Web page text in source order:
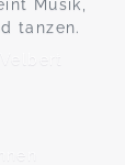
Musik,
tanzen.